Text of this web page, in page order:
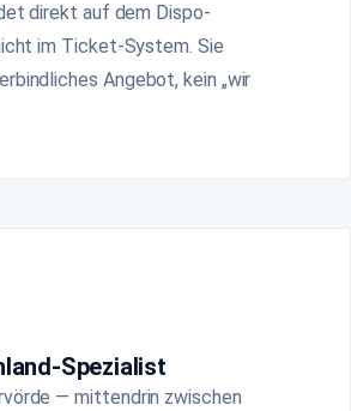
direkt auf dem Dispo-
im Ticket-System. Sie
Angebot, kein „wir
Spezialist
— mittendrin zwischen